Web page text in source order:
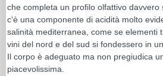
che completa un profilo olfattivo
c'è una componente di acidità molto
salinità mediterranea, come se elementi
vini del nord e del sud si fondessero in
Il corpo è adeguato ma non pregiudica
piacevolissima.